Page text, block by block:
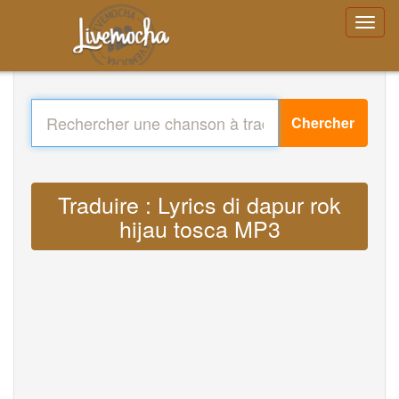
Chercher
Traduire : Lyrics di dapur rok
hijau tosca MP3